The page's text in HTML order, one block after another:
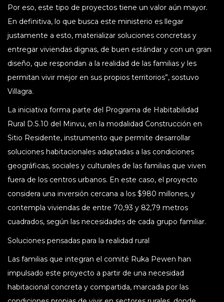
Por eso, este tipo de proyectos tiene un valor aún mayor.
En definitiva, lo que busca este ministerio es llegar
justamente a esto, materializar soluciones concretas y
entregar viviendas dignas, de buen estándar y con un gran
diseño, que respondan a la realidad de las familias y les
permitan vivir mejor en sus propios territorios”, sostuvo
Villagra.
La iniciativa forma parte del Programa de Habitabilidad
Rural D.S.10 del Minvu, en la modalidad Construcción en
Sitio Residente, instrumento que permite desarrollar
soluciones habitacionales adaptadas a las condiciones
geográficas, sociales y culturales de las familias que viven
fuera de los centros urbanos. En este caso, el proyecto
considera una inversión cercana a los $980 millones, y
contempla viviendas de entre 70,93 y 82,79 metros
cuadrados, según las necesidades de cada grupo familiar.
Soluciones pensadas para la realidad rural
Las familias que integran el comité Ruka Pewen han
impulsado este proyecto a partir de una necesidad
habitacional concreta y compartida, marcada por las